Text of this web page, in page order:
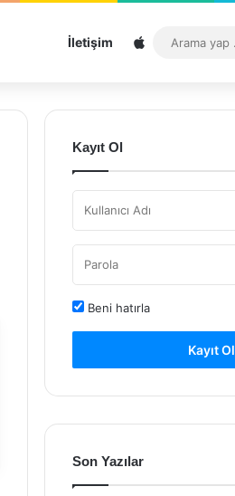
İletişim Sitemap
Kayıt Ol
Beni hatırla
Kayıt Ol
Son Yazılar